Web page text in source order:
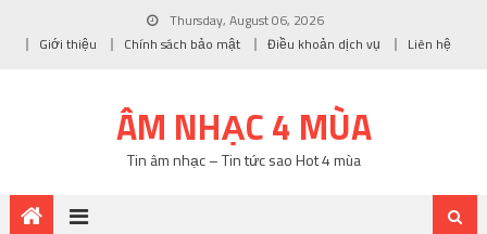
Thursday, August 06, 2026
Giới thiệu
Chính sách bảo mật Điều khoản dịch vụ Liên hệ
ÂM NHẠC 4 MÙA
Tin âm nhạc – Tin tức sao Hot 4 mùa